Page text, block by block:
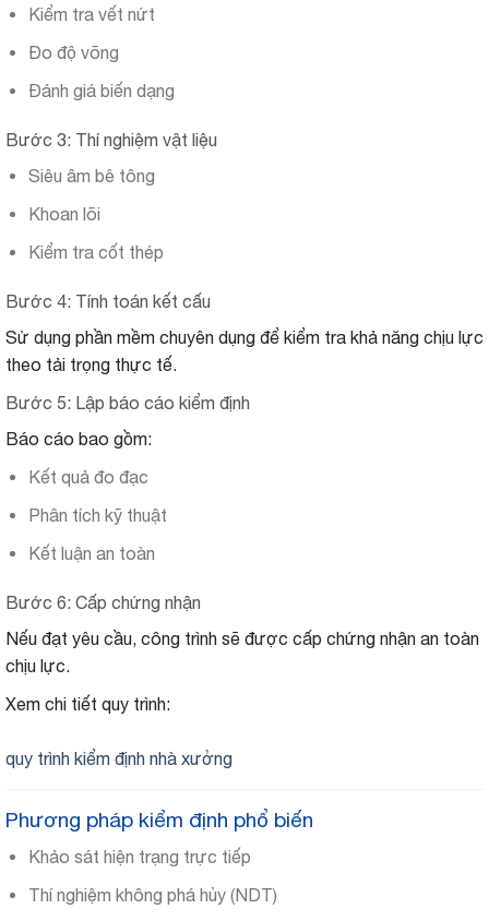
Kiểm tra vết nứt
Đo độ võng
Đánh giá biến dạng
Bước 3: Thí nghiệm vật liệu
Siêu âm bê tông
Khoan lõi
Kiểm tra cốt thép
Bước 4: Tính toán kết cấu
Sử dụng phần mềm chuyên dụng để kiểm tra khả năng chịu lực
theo tải trọng thực tế.
Bước 5: Lập báo cáo kiểm định
Báo cáo bao gồm:
Kết quả đo đạc
Phân tích kỹ thuật
Kết luận an toàn
Bước 6: Cấp chứng nhận
Nếu đạt yêu cầu, công trình sẽ được cấp chứng nhận an toàn
chịu lực.
Xem chi tiết quy trình:
quy trình kiểm định nhà xưởng
Phương pháp kiểm định phổ biến
Khảo sát hiện trạng trực tiếp
Thí nghiệm không phá hủy (NDT)